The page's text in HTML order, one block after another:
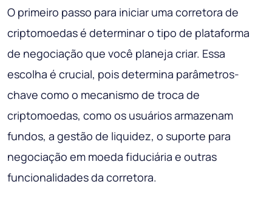
O primeiro passo para iniciar uma corretora de
criptomoedas é determinar o tipo de plataforma
de negociação que você planeja criar. Essa
escolha é crucial, pois determina parâmetros-
chave como o mecanismo de troca de
criptomoedas, como os usuários armazenam
fundos, a gestão de liquidez, o suporte para
negociação em moeda fiduciária e outras
funcionalidades da corretora.